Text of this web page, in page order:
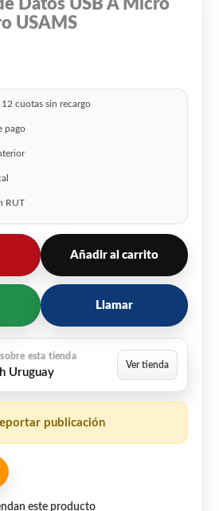
Datos USB A Micro
USAMS
12 cuotas sin recargo
pago
RUT
Añadir al carrito
Llamar
Uruguay
publicación
este producto